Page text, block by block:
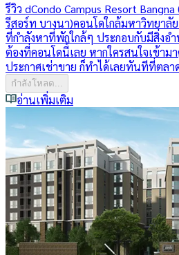
รีวิว dCondo Campus Resort
รีสอร์ท บางนา)คอนโดใกล้มหาวิทยาลั
ที่กำลังหาที่พักใกล้ๆ ประกอบกับมีสิ่งอ
ต้องที่คอนโดนี้เลย หากใครสนใจเข้าม
ประกาศเช่าขาย ก็ทำได้เลยทันทีที่ตล
กำลังโหลด...
อ่านเพิ่มเติม